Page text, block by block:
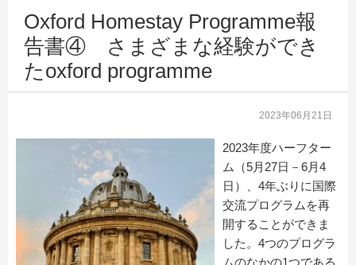
Oxford Homestay Programme報
告書④ さまざまな経験ができ
たoxford programme
2023年06月21日
2023年度ハーフター
ム（5月27日－6月4
日）、4年ぶりに国際
交流プログラムを再
開することができま
した。4つのプログラ
ムのなかの1つである